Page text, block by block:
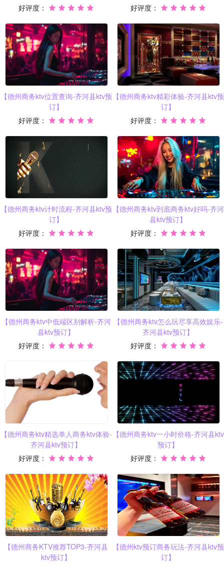
好评度：
好评度：
【德州商务ktv位置查询-齐河县ktv预
订】
好评度：
【德州商务ktv精彩体验-齐河县ktv预
订】
好评度：
【德州商务ktv计时流程-齐河县ktv预
订】
好评度：
【德州商务ktv到底商务ktv好吗-齐河
县ktv预订】
好评度：
【德州商务ktv中低端区别解析-齐河
县ktv预订】
好评度：
【德州商务ktv怎么玩尽享高效娱乐-
齐河县ktv预订】
好评度：
【德州商务ktv精选单人商务ktv体验-
齐河县ktv预订】
好评度：
【德州商务ktv一小时价格-齐河县ktv
预订】
好评度：
【德州商务KTV推荐TOP3-齐河县
ktv预订】
【德州ktv预订商务玩法-齐河县ktv预
订】